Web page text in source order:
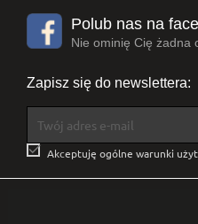
Polub nas na
Nie ominię Cię żadna
Zapisz się do newslettera:
 Akceptuję ogólne warunki